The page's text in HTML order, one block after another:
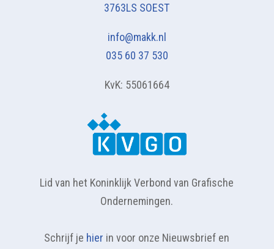
3763LS SOEST
info@makk.nl
035 60 37 530
KvK: 55061664
Lid van het Koninklijk Verbond van Grafische
Ondernemingen.
Schrijf je hier in voor onze Nieuwsbrief en